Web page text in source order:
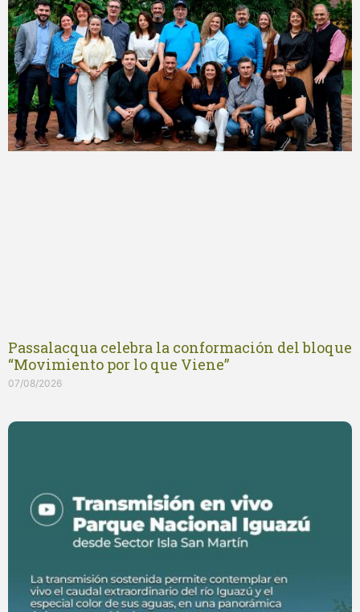
Passalacqua celebra la conformación del bloque
“Movimiento por lo que Viene”
07/08/2026